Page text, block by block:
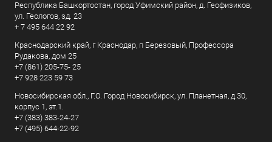
Республика Башкортостан, город Уфимский район, д. Геофизиков,
ул. Геологов, зд. 23
+ 7 495 644 22 92
Краснодарский край, г Краснодар, п Березовый, Профессора
Рудакова, дом 25
+7 (861) 205-75- 25
+7 928 223 59 73
Новосибирская обл., Г.О. Город Новосибирск, ул. Планетная, д.30,
корпус 1, эт.1.
+7 (383) 383-24-27
+7 (495) 644-22-92